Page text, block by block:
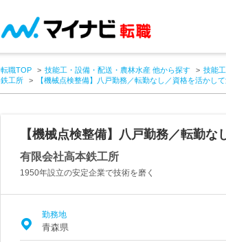
転職TOP 技能工・設備・配送・農林水産 他から探す 技能
鉄工所
【機械点検整備】八戸勤務／転勤なし／資格を活かし
【機械点検整備】八戸勤務／転勤な
有限会社高本鉄工所
1950年設立の安定企業で技術を磨く
勤務地
青森県